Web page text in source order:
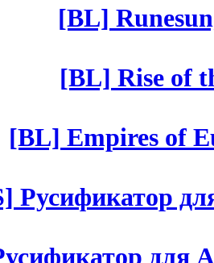
[BL]
[BL] Rise of
[BL] Empires of
Русификатор
для